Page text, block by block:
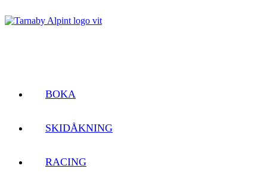
BOKA
SKIDÅKNING
RACING